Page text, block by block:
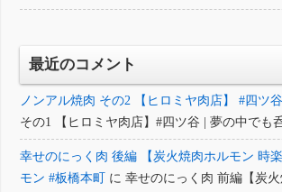
最近のコメント
ノンアル焼肉 その2 【ヒロミヤ肉店】 #四ツ谷
その1 【ヒロミヤ肉店】#四ツ谷 | 夢の中でも
幸せのにっく肉 後編 【炭火焼肉ホルモン 時
モン #板橋本町
に幸せのにっく肉 前編【炭